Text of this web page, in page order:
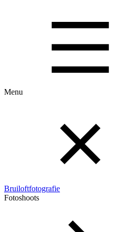
Menu
Bruiloftfotografie
Fotoshoots